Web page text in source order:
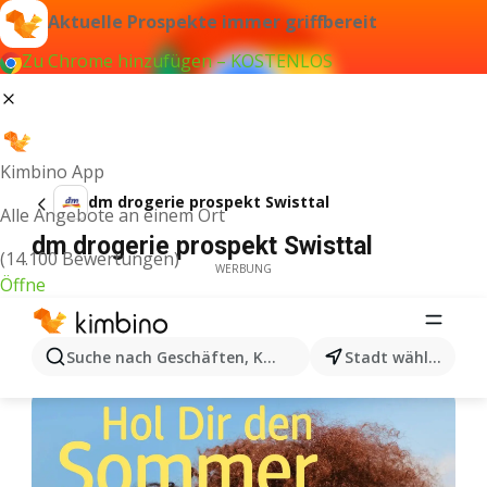
Aktuelle Prospekte immer griffbereit
Zu Chrome hinzufügen – KOSTENLOS
Kimbino App
Alle Angebote an einem Ort
(14.100 Bewertungen)
Öffne
Suche nach Geschäften, Kategorien, Produkten...
Stadt wählen
dm drogerie prospekt Swisttal
dm drogerie prospekt Swisttal
WERBUNG